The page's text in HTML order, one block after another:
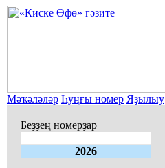
Мәҡәләләр Һуңғы номер Яҙылыу
Беҙҙең номерҙар
2026